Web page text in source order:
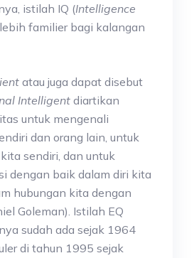
istilah IQ (Intelligence
familier bagi kalangan
atau juga dapat disebut
Intelligent diartikan
untuk mengenali
dan orang lain, untuk
sendiri, dan untuk
dengan baik dalam diri kita
hubungan kita dengan
Goleman). Istilah EQ
sudah ada sejak 1964
di tahun 1995 sejak